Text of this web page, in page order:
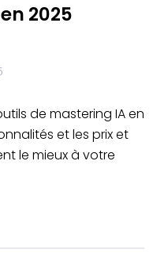
2025
de mastering IA en
et les prix et
le mieux à votre